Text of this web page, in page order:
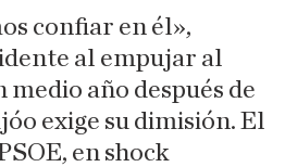
confiar en él»,
al empujar al
medio año después de
exige su dimisión. El
en shock